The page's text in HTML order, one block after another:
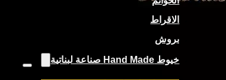
الاقراط
بروش
خيوط Hand Made صناعة لبناتية